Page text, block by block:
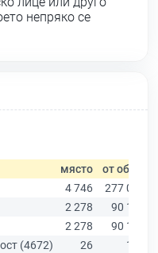
непряко се
място от общо
4 746
277 019
2 278
90 178
2 278
90 178
(4672)
26 169